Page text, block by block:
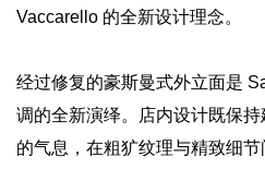
Vaccarello 的全新设计理念。
经过修复的豪斯曼式外立面是
调的全新演绎。店内设计既保
的气息，在粗犷纹理与精致细